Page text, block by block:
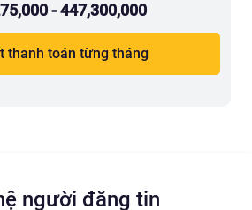
- 447,300,000
thanh toán từng tháng
người đăng tin